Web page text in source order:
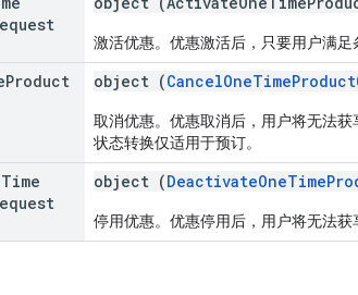
激活优惠。优惠激活后，只要用户满足
Product
object (
取消优惠。优惠取消后，用户将无法
状态转换仅适用于预订。
Time
object (
停用优惠。优惠停用后，用户将无法获